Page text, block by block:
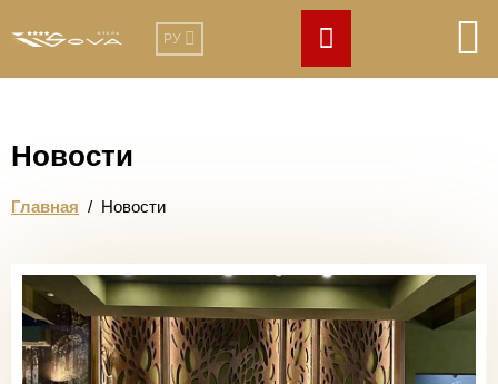
РУ
Новости
Главная / Новости